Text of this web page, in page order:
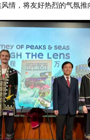
情，将友好热烈的气氛推